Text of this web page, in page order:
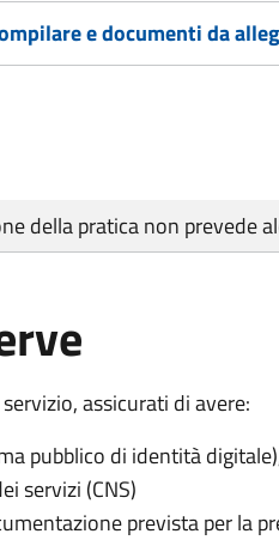
e documenti da
della pratica non prevede
assicurati di avere:
pubblico di identità
servizi (CNS)
prevista per la